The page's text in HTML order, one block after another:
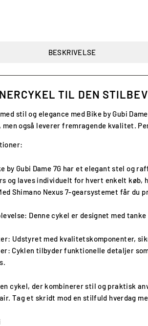
BESKRIVELSE
TIL DEN
stil og elegance med Bike by Gubi
også leverer fremragende kvalitet.
by Gubi Dame 7G har et elegant stel og
og laves individuelt for hvert enkelt
Shimano Nexus 7-gearsystemet får du
: Denne cykel er designet med
: Udstyret med kvalitetskomponenter,
: Cyklen tilbyder funktionelle detaljer
en cykel, der kombinerer stil og praktisk
Tag et skridt mod en stilfuld hverdag